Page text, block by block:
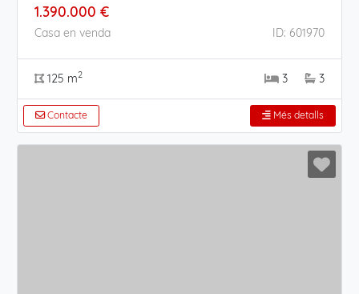
1.390.000 €
Casa en venda ID: 601970
125 m2 3 3
Contacte Més detalls